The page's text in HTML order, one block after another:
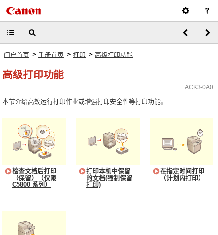
门户首页 > 手册首页 > 打印 > 高级打印功能
高级打印功能
ACK3-0A0
本节介绍高效运行打印作业或增强打印安全性等打印功能。
检查文档后打印
（保留）（仅限
C5800 系列）
打印本机中保留
的文档(强制保留
打印)
在指定时间打印
（计划内打印）